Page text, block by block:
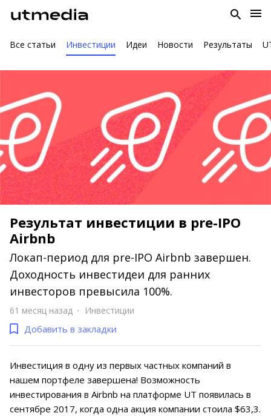
Все статьи Инвестиции Идеи Новости Результаты
Результат инвестиции в pre-IPO
Airbnb
Локап-период для pre-IPO Airbnb завершен.
Доходность инвестидеи для ранних
инвесторов превысила 100%.
61 месяц назад Инвестиции
Добавить в закладки
Инвестиция в одну из первых частных компаний в
нашем портфеле завершена! Возможность
инвестирования в Airbnb на платформе UT появилась в
сентябре 2017, когда одна акция компании стоила $63,3.